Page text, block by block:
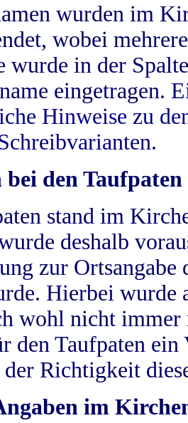
wurden im
wobei
wurde in der
eingetragen.
Hinweise zu
den Taufpaten
stand im
deshalb
zur
Hierbei wurde
wohl nicht
den Taufpaten
Richtigkeit
im